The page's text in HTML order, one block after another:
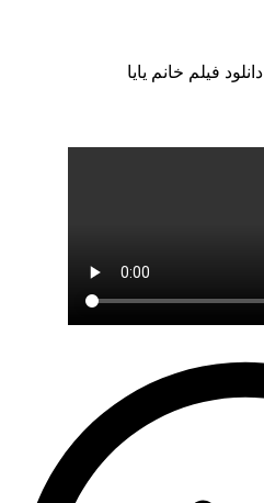
دانلود فیلم خانم یایا